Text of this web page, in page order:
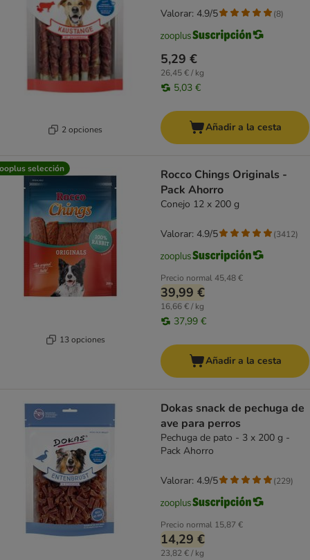
2 opciones
5,29 €
26,45 € / kg
5,03 €
Valorar: 4.9/5 (8)
Añadir a la cesta
selección
13 opciones
Rocco Chings Originals -
Pack Ahorro
Conejo 12 x 200 g
Precio normal45,48 €
39,99 €
16,66 € / kg
37,99 €
Valorar: 4.9/5 (3412)
Añadir a la cesta
Dokas snack de pechuga de
ave para perros
Pechuga de pato - 3 x 200 g -
Pack Ahorro
Precio normal 15,87 €
14,29 €
23,82 € / kg
Valorar: 4.9/5 (229)